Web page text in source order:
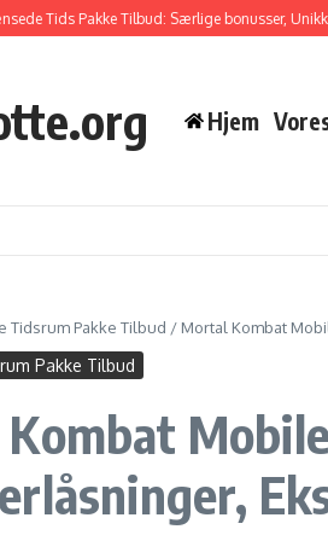
Pakke Tilbud: Særlige bonusser, Unikke
Hjem
Tidsrum Pakke Tilbud / Mortal Kombat
Pakke Tilbud